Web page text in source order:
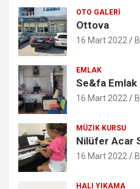
OTO GALERI
Ottova
16 Mart 2022
EMLAK
Se&fa Emlak
16 Mart 2022
MÜZIK KURSU
Nilüfer Acar
16 Mart 2022
HALI YIKAMA